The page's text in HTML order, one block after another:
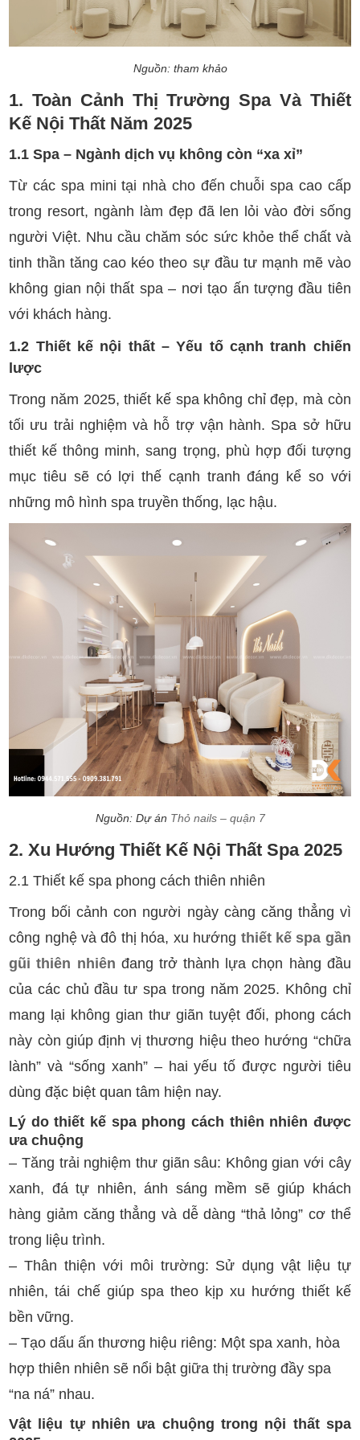
Nguồn: tham khảo
1. Toàn Cảnh Thị Trường Spa Và Thiết
Kế Nội Thất Năm 2025
1.1 Spa – Ngành dịch vụ không còn “xa xỉ”
Từ các spa mini tại nhà cho đến chuỗi spa cao cấp
trong resort, ngành làm đẹp đã len lỏi vào đời sống
người Việt. Nhu cầu chăm sóc sức khỏe thể chất và
tinh thần tăng cao kéo theo sự đầu tư mạnh mẽ vào
không gian nội thất spa – nơi tạo ấn tượng đầu tiên
với khách hàng.
1.2 Thiết kế nội thất – Yếu tố cạnh tranh chiến
lược
Trong năm 2025, thiết kế spa không chỉ đẹp, mà còn
tối ưu trải nghiệm và hỗ trợ vận hành. Spa sở hữu
thiết kế thông minh, sang trọng, phù hợp đối tượng
mục tiêu sẽ có lợi thế cạnh tranh đáng kể so với
những mô hình spa truyền thống, lạc hậu.
Nguồn: Dự án Thỏ nails – quận 7
2. Xu Hướng Thiết Kế Nội Thất Spa 2025
2.1 Thiết kế spa phong cách thiên nhiên
Trong bối cảnh con người ngày càng căng thẳng vì
công nghệ và đô thị hóa, xu hướng thiết kế spa gần
gũi thiên nhiên đang trở thành lựa chọn hàng đầu
của các chủ đầu tư spa trong năm 2025. Không chỉ
mang lại không gian thư giãn tuyệt đối, phong cách
này còn giúp định vị thương hiệu theo hướng “chữa
lành” và “sống xanh” – hai yếu tố được người tiêu
dùng đặc biệt quan tâm hiện nay.
Lý do thiết kế spa phong cách thiên nhiên được
ưa chuộng
– Tăng trải nghiệm thư giãn sâu: Không gian với cây
xanh, đá tự nhiên, ánh sáng mềm sẽ giúp khách
hàng giảm căng thẳng và dễ dàng “thả lỏng” cơ thể
trong liệu trình.
– Thân thiện với môi trường: Sử dụng vật liệu tự
nhiên, tái chế giúp spa theo kịp xu hướng thiết kế
bền vững.
– Tạo dấu ấn thương hiệu riêng: Một spa xanh, hòa
hợp thiên nhiên sẽ nổi bật giữa thị trường đầy spa
“na ná” nhau.
Vật liệu tự nhiên ưa chuộng trong nội thất spa